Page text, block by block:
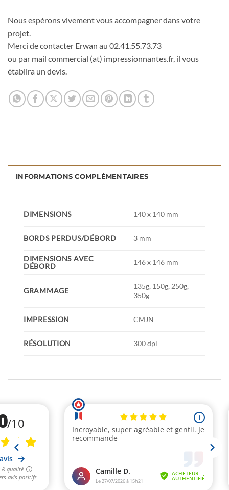
Nous espérons vivement vous accompagner dans votre
projet.
Merci de contacter Erwan au 02.41.55.73.73
ou par mail commercial (at) impressionnantes.fr, il vous
établira un devis.
INFORMATIONS COMPLÉMENTAIRES
DIMENSIONS 140 x 140 mm
BORDS PERDUS/DÉBORD 3 mm
DIMENSIONS AVEC
DÉBORD
146 x 146 mm
GRAMMAGE
135g, 150g, 250g,
350g
IMPRESSION CMJN
RÉSOLUTION 300 dpi